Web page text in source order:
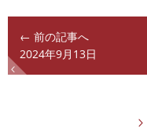
← 前の記事へ
2024年9月13日